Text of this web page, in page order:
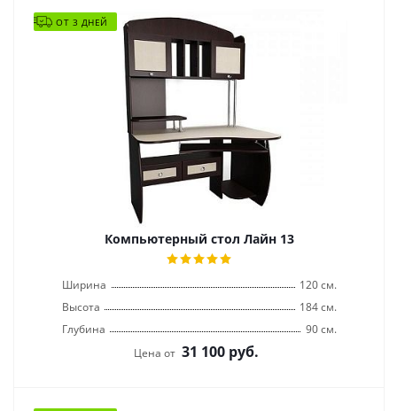
ОТ 3 ДНЕЙ
Компьютерный стол Лайн 13
Ширина
120 см.
Высота
184 см.
Глубина
90 см.
Цена от 31 100 руб.